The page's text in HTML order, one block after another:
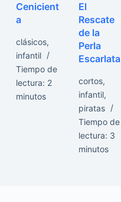
Cenicient
a
clásicos,
infantil
Tiempo de
lectura: 2
minutos
El
Rescate
de la
Perla
Escarlata
cortos,
infantil,
piratas
Tiempo de
lectura: 3
minutos